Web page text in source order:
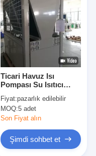
Ticari Havuz Isı
Pompası Su Isıtıcı
Tasarlanmış
Fiyat:pazarlık edilebilir
MOQ:5 adet
Son Fiyat alın
Şimdi sohbet et